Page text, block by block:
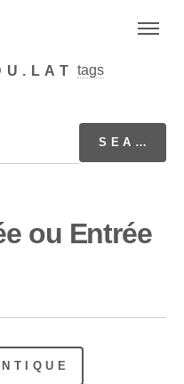
tags
ou Entrée